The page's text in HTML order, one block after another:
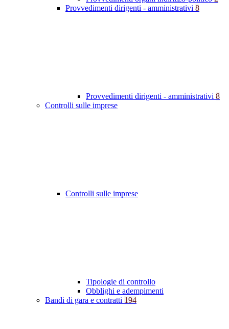
Provvedimenti dirigenti - amministrativi 8
Provvedimenti dirigenti - amministrativi 8
Controlli sulle imprese
Controlli sulle imprese
Tipologie di controllo
Obblighi e adempimenti
Bandi di gara e contratti 194